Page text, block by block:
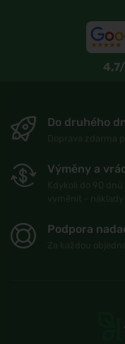
Do druhého
Výměny a
Podpora